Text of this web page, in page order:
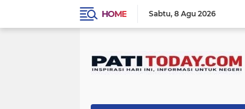
HOME Sabtu 8 Agu 2026